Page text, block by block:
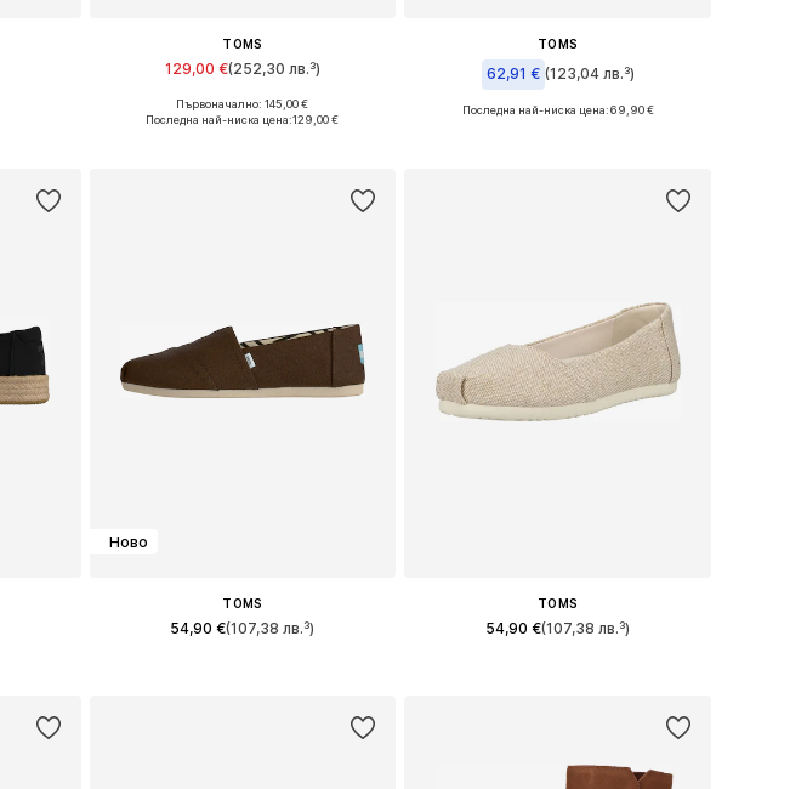
TOMS
129,00 €(252,30 лв.³)
Налични размери: 37, 39, 40, 41, 42
Първоначално: 145,00 €
Последна най-ниска цена:129,00 €
TOMS
62,91 € (123,04 лв.³)
Налични размери: 36, 37, 38, 39, 42
Последна най-ниска цена:69,90 €
Ново
TOMS
54,90 €(107,38 лв.³)
TOMS
54,90 €(107,38 лв.³)